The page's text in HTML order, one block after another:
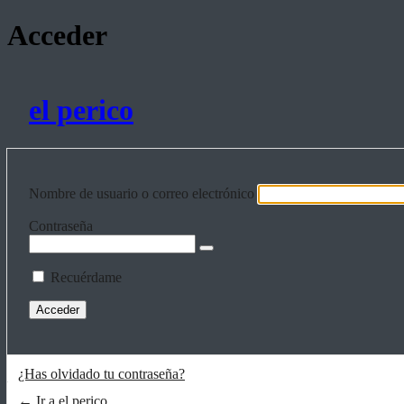
Acceder
el perico
Nombre de usuario o correo electrónico
Contraseña
Recuérdame
¿Has olvidado tu contraseña?
← Ir a el perico